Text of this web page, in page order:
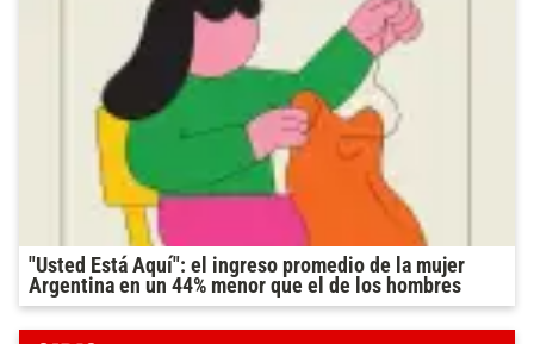
"Usted Está Aquí": el ingreso promedio de la mujer
Argentina en un 44% menor que el de los hombres